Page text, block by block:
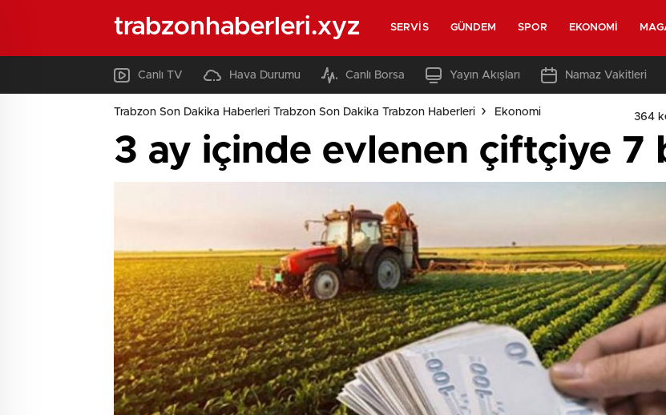
trabzonhaberleri.xyz SERVIS GÜNDEM SPOR EKONOMI
Canlı TV Hava Durumu Canlı Borsa Yayın Akışları Namaz Vakitleri
Trabzon Son Dakika Haberleri Trabzon Son Dakika Trabzon Haberleri Ekonomi 364
3 ay içinde evlenen çiftçiye 7